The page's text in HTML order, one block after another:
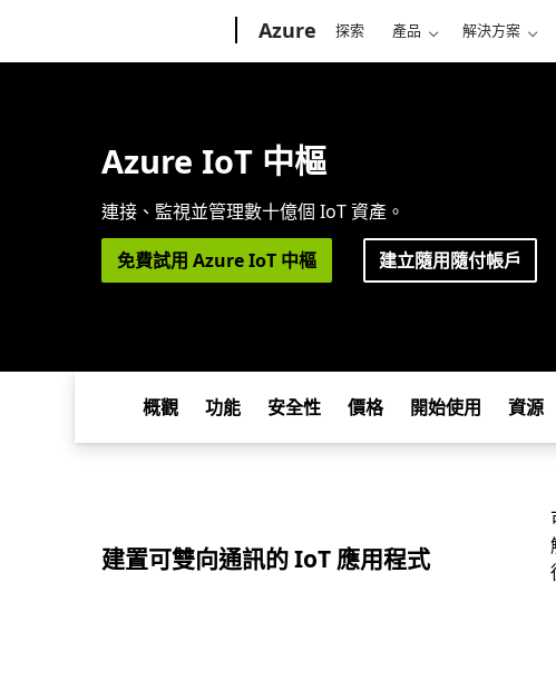
Azure 探索 產品 解決方案
Azure IoT 中樞
連接、監視並管理數十億個 IoT 資產。
免費試用 Azure IoT 中樞
建立隨用隨付帳戶
概觀 功能 安全性 價格 開始使用 資源
建置可雙向通訊的 IoT 應用程式